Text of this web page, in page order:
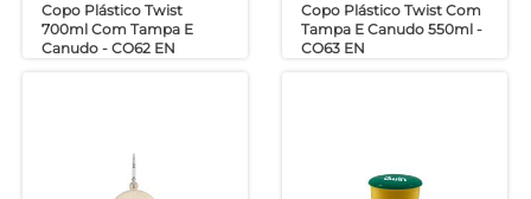
Copo Plástico Twist
700ml Com Tampa E
Canudo - CO62 EN
Copo Plástico Twist Com
Tampa E Canudo 550ml -
CO63 EN